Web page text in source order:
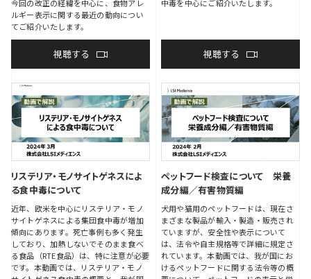
今回の改正の経緯を中心に、食物アレ
ルギー表示に関する最近の動向につい
てご紹介いたします。
視聴する
中毒を中心にご紹介いたします。
視聴する
リステリア・モノサイトゲネスによ
る食中毒について
近年、欧米を中心にリステリア・モノ
サイトゲネスによる集団食中毒が増加
傾向にあります。死亡事例も多く発生
しており、加熱しないでそのまま食べ
る食品（RTE食品）は、特に注意が必要
です。本動画では、リステリア・モノ
ペットフード検査について 栄養
成分編／有害物質編
犬用や猫用のペットフードは、現在さ
まざまな製品が輸入・製造・販売され
ていますが、安全性や表示について
は、法令や自主規格等で詳細に規定さ
れています。本動画では、我が国にお
けるペットフードに関する法令等の概